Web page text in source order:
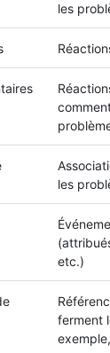
les
les
etc.)
ferment